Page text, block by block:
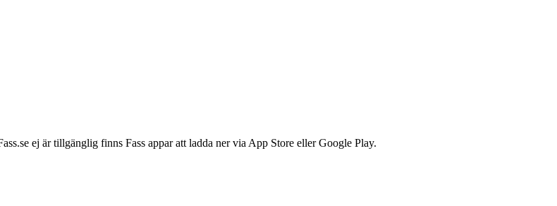
ej är tillgänglig finns Fass appar att ladda ner via App Store eller Google Play.